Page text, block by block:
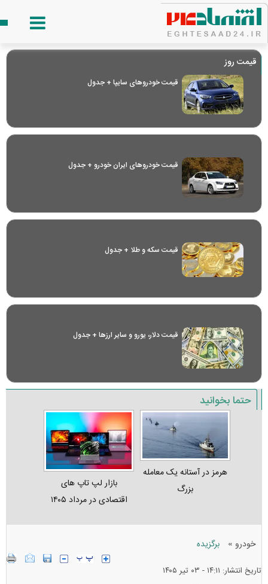
قیمت روز
قیمت خودرو‌های سایپا + جدول
قیمت خودرو‌های ایران خودرو + جدول
قیمت سکه و طلا + جدول
قیمت دلار، یورو و سایر ارز‌ها + جدول
حتما بخوانید
هرمز در آستانه یک معامله
بزرگ
بازار لپ‌ تاپ‌ های
اقتصادی در مرداد ۱۴۰۵
خودرو » برگزیده
تاریخ انتشار: ۱۴:۱۱ - ۰۳ تير ۱۴۰۵